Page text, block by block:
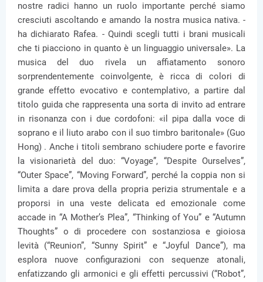
nostre radici hanno un ruolo importante perché siamo
cresciuti ascoltando e amando la nostra musica nativa. -
ha dichiarato Rafea. - Quindi scegli tutti i brani musicali
che ti piacciono in quanto è un linguaggio universale». La
musica del duo rivela un affiatamento sonoro
sorprendentemente coinvolgente, è ricca di colori di
grande effetto evocativo e contemplativo, a partire dal
titolo guida che rappresenta una sorta di invito ad entrare
in risonanza con i due cordofoni: «il pipa dalla voce di
soprano e il liuto arabo con il suo timbro baritonale» (Guo
Hong) . Anche i titoli sembrano schiudere porte e favorire
la visionarietà del duo: “Voyage”, “Despite Ourselves”,
“Outer Space”, “Moving Forward”, perché la coppia non si
limita a dare prova della propria perizia strumentale e a
proporsi in una veste delicata ed emozionale come
accade in “A Mother’s Plea”, “Thinking of You” e “Autumn
Thoughts” o di procedere con sostanziosa e gioiosa
levità (“Reunion”, “Sunny Spirit” e “Joyful Dance”), ma
esplora nuove configurazioni con sequenze atonali,
enfatizzando gli armonici e gli effetti percussivi (“Robot”,